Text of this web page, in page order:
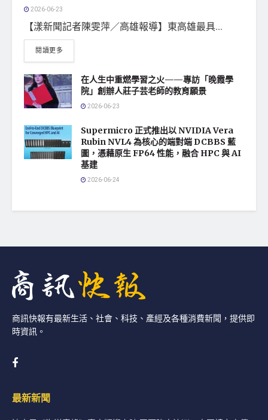
2026-06-23
【漾新聞記者陳雯萍／高雄報導】東高雄最具...
閱讀更多
在人生中重燃學習之火——專訪「晚霞學
院」創辦人莊子芸老師的教育願景
2026-06-23
Supermicro 正式推出以 NVIDIA Vera
Rubin NVL4 為核心的端對端 DCBBS 藍
圖，憑藉原生 FP64 性能，融合 HPC 與 AI
基建
2026-06-24
商訊快報有最新生活、社會、科技、產經及各種消費新聞，提供即
時資訊。
最新新聞